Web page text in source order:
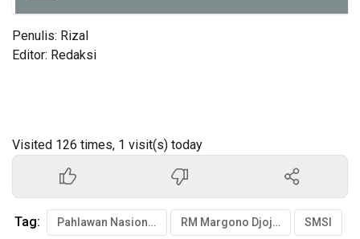
Penulis: Rizal
Editor: Redaksi
Visited 126 times, 1 visit(s) today
Tag: Pahlawan Nasional RM Margono Djojohadikoesoemo SMSI